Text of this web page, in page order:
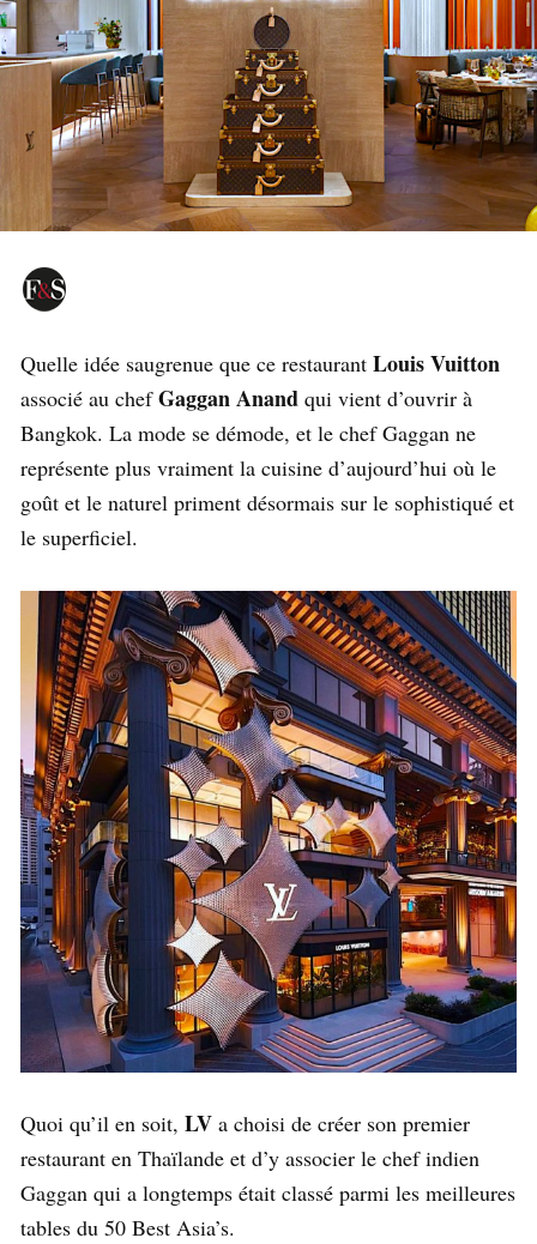
Quelle idée saugrenue que ce restaurant Louis Vuitton
associé au chefGaggan Anand qui vient d’ouvrir à
Bangkok. La mode se démode, et le chef Gaggan ne
représente plus vraiment la cuisine d’aujourd’hui où le
goût et le naturel priment désormais sur le sophistiqué et
le superficiel.
Quoi qu’il en soit, LV a choisi de créer son premier
restaurant en Thaïlande et d’y associer le chef indien
Gaggan qui a longtemps était classé parmi les meilleures
tables du 50 Best Asia’s.